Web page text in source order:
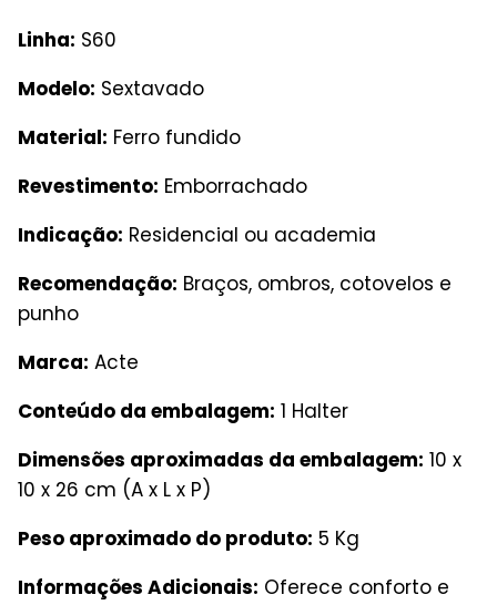
Linha: S60
Modelo: Sextavado
Material: Ferro fundido
Revestimento: Emborrachado
Indicação: Residencial ou academia
Recomendação: Braços, ombros, cotovelos e
punho
Marca: Acte
Conteúdo da embalagem: 1 Halter
Dimensões aproximadas da embalagem: 10 x
10 x 26 cm (A x L x P)
Peso aproximado do produto: 5 Kg
Informações Adicionais: Oferece conforto e